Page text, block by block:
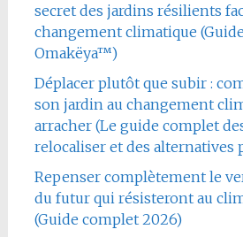
secret des jardins résilients
changement climatique
Omakëya™)
Déplacer plutôt que subir :
son jardin au changement
arracher (Le guide complet
relocaliser et des alternatives
Repenser complètement le
du futur qui résisteront au
(Guide complet 2026)